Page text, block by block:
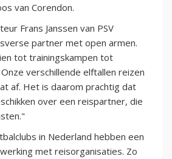
van Corendon.
Frans Janssen van PSV
partner met open armen.
tot trainingskampen tot
verschillende elftallen reizen
af. Het is daarom prachtig dat
over een reispartner, die
in Nederland hebben een
met reisorganisaties. Zo